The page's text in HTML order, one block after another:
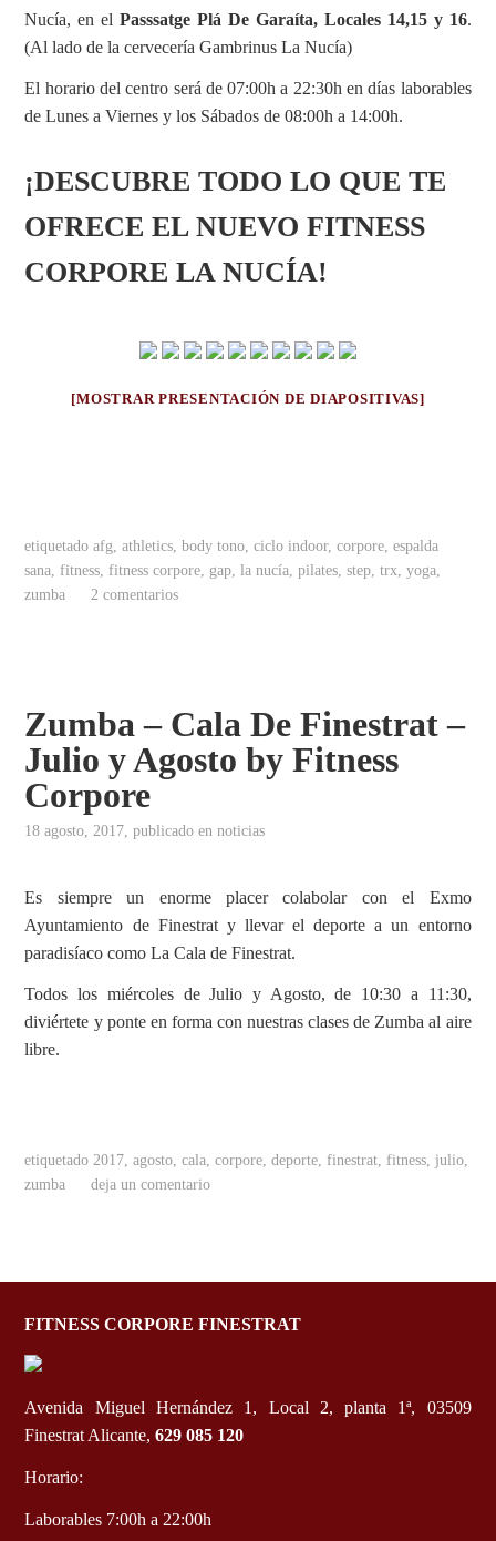
Nucía, en elPasssatge Plá De Garaíta, Locales 14,15 y 16.
(Al lado de la cervecería Gambrinus La Nucía)
El horario del centro será de 07:00h a 22:30h en días laborables
de Lunes a Viernes y los Sábados de 08:00h a 14:00h.
¡DESCUBRE TODO LO QUE TE
OFRECE EL NUEVO FITNESS
CORPORE LA NUCÍA!
[MOSTRAR PRESENTACIÓN DE DIAPOSITIVAS]
etiquetadoafg ,athletics ,body tono ,ciclo indoor,corpore ,espalda
sana ,fitness ,fitness corpore gap ,la nucía ,pilates ,step ,trx ,yoga
zumba
2 comentarios
Zumba – Cala De Finestrat –
Julio y Agosto by Fitness
Corpore
18 agosto, 2017, publicado ennoticias
Es siempre un enorme placer colabolar con el Exmo
Ayuntamiento de Finestrat y llevar el deporte a un entorno
paradisíaco como La Cala de Finestrat.
Todos los miércoles de Julio y Agosto, de 10:30 a 11:30,
diviértete y ponte en forma con nuestras clases de Zumba al aire
libre.
etiquetado 2017 ,agosto ,cala ,corpore ,deporte ,finestrat ,fitness julio
zumba
deja un comentario
FITNESS CORPORE FINESTRAT
Avenida Miguel Hernández 1, Local 2, planta 1ª, 03509
Finestrat Alicante,629 085 120
Horario:
Laborables 7:00h a 22:00h